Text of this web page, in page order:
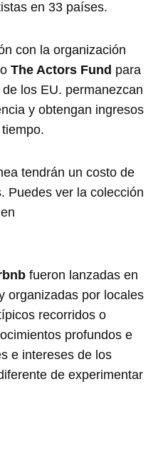
en 33 países.
con la organización
The Actors Fund para
los EU. permanezcan
y obtengan ingresos
tendrán un costo de
Puedes ver la colección
fueron lanzadas en
organizadas por locales
recorridos o
profundos e
e intereses de los
de experimentar